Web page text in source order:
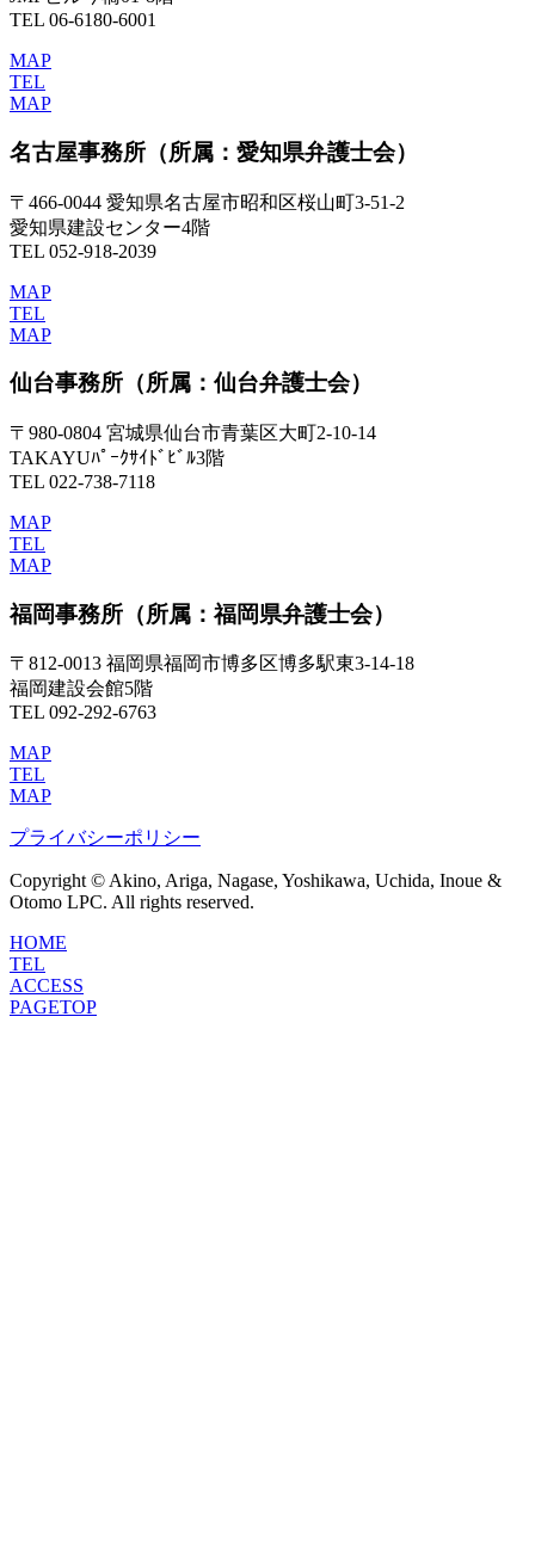
TEL 06-6180-6001
MAP
TEL
MAP
名古屋事務所 （所属：愛知県弁護士会）
〒466-0044 愛知県名古屋市昭和区桜山町3-51-2
愛知県建設センター4階
TEL 052-918-2039
MAP
TEL
MAP
仙台事務所 （所属：仙台弁護士会）
〒980-0804 宮城県仙台市青葉区大町2-10-14
TAKAYUﾊﾟｰｸｻｲﾄﾞﾋﾞﾙ3階
TEL 022-738-7118
MAP
TEL
MAP
福岡事務所 （所属：福岡県弁護士会）
〒812-0013 福岡県福岡市博多区博多駅東3-14-18
福岡建設会館5階
TEL 092-292-6763
MAP
TEL
MAP
プライバシーポリシー
Copyright © Akino, Ariga, Nagase, Yoshikawa, Uchida, Inoue &
Otomo LPC. All rights reserved.
HOME
TEL
ACCESS
PAGETOP